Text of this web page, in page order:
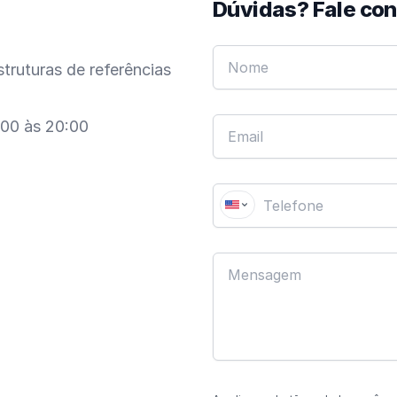
de referências
às 20:00
Dúvidas? Fale